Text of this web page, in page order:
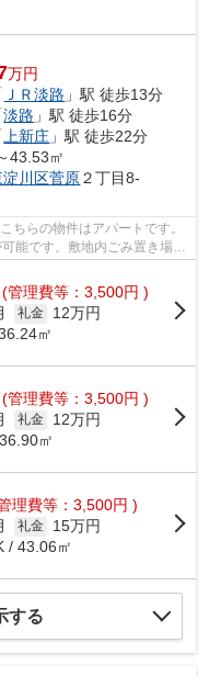
万円
ＪＲ淡路 」駅 徒歩13分
淡路 」駅 徒歩16分
上新庄 」駅 徒歩22分
43.53㎡
淀川区菅原２丁目8-
ちらの物件はアパートです。
能です。敷地内ごみ置き場が
(管理費等：3,500円 )
礼金
12万円
㎡
(管理費等：3,500円 )
礼金
12万円
㎡
理費等：3,500円 )
礼金
15万円
/ 43.06㎡
する